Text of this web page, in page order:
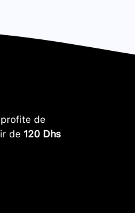
de
de 120 Dhs